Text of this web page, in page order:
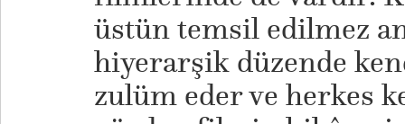
üstün temsil edilmez
hiyerarşik düzende
zulüm eder ve herkes